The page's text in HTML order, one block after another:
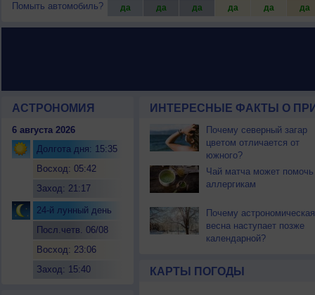
Помыть автомобиль? да да да да да да
АСТРОНОМИЯ
6 августа 2026
Долгота дня: 15:35
Восход: 05:42
Заход: 21:17
24-й лунный день
Посл.четв. 06/08
Восход: 23:06
Заход: 15:40
ИНТЕРЕСНЫЕ ФАКТЫ О
Почему северный загар
цветом отличается от
южного?
Чай матча может помочь
аллергикам
Почему астрономическая
весна наступает позже
календарной?
КАРТЫ ПОГОДЫ